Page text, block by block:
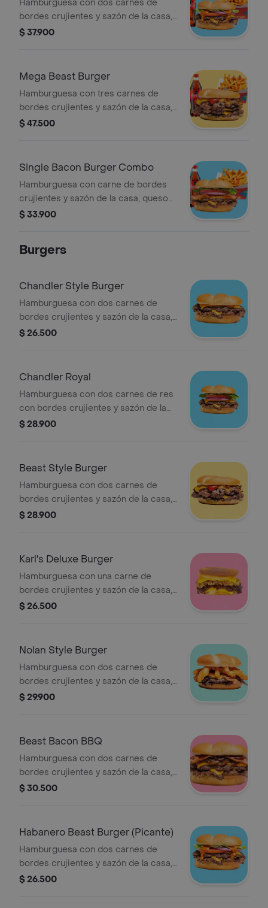
Hamburguesa con dos carnes de
bordes crujientes y sazón de la casa,
queso americano, Salsa Habanero
+ papas + bebida a elección.
$ 37.900
Mega Beast Burger
Hamburguesa con tres carnes de
bordes crujientes y sazón de la casa,
queso americano, cebolla asada,
tostado + papas + bebida a elección.
$ 47.500
Single Bacon Burger Combo
Hamburguesa con carne de bordes
crujientes y sazón de la casa, queso
americano, bacon y vegetales
elección.
$ 33.900
Burgers
Chandler Style Burger
Hamburguesa con dos carnes de
bordes crujientes y sazón de la casa,
queso americano, mayonesa, ketchup
$ 26.500
Chandler Royal
Hamburguesa con dos carnes de res
con bordes crujientes y sazón de la
casa, queso americano, mayonesa,
brioche tostado.
$ 28.900
Beast Style Burger
Hamburguesa con dos carnes de
bordes crujientes y sazón de la casa,
queso americano, pepinillos, cebolla
$ 28.900
Karl's Deluxe Burger
Hamburguesa con una carne de
bordes crujientes y sazón de la casa,
queso americano y cebolla asada
$ 26.500
Nolan Style Burger
Hamburguesa con dos carnes de
bordes crujientes y sazón de la casa,
queso americano, mayonesa, ketchup,
$ 29.900
Beast Bacon BBQ
Hamburguesa con dos carnes de
bordes crujientes y sazón de la casa,
queso americano, Salsa BBQ, cebolla
$ 30.500
Habanero Beast Burger (Picante)
Hamburguesa con dos carnes de
bordes crujientes y sazón de la casa,
queso americano, Salsa Habanero
$ 26.500